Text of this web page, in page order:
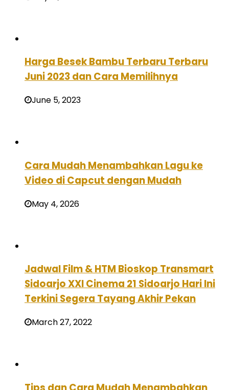
Harga Besek Bambu Terbaru Terbaru
Juni 2023 dan Cara Memilihnya
June 5, 2023
Cara Mudah Menambahkan Lagu ke
Video di Capcut dengan Mudah
May 4, 2026
Jadwal Film & HTM Bioskop Transmart
Sidoarjo XXI Cinema 21 Sidoarjo Hari Ini
Terkini Segera Tayang Akhir Pekan
March 27, 2022